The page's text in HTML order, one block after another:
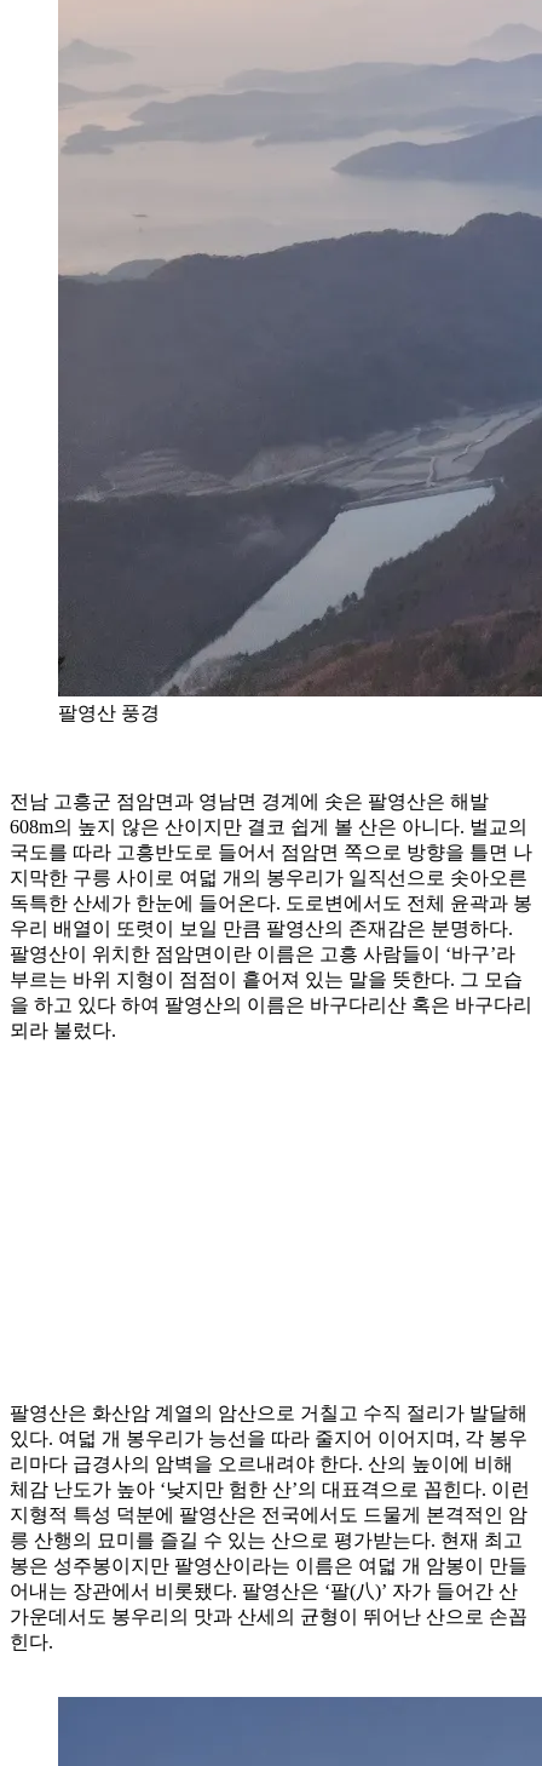
팔영산 풍경
전남 고흥군 점암면과 영남면 경계에 솟은 팔영산은 해발
608m의 높지 않은 산이지만 결코 쉽게 볼 산은 아니다. 벌교의
국도를 따라 고흥반도로 들어서 점암면 쪽으로 방향을 틀면 나
지막한 구릉 사이로 여덟 개의 봉우리가 일직선으로 솟아오른
독특한 산세가 한눈에 들어온다. 도로변에서도 전체 윤곽과 봉
우리 배열이 또렷이 보일 만큼 팔영산의 존재감은 분명하다.
팔영산이 위치한 점암면이란 이름은 고흥 사람들이 ‘바구’라
부르는 바위 지형이 점점이 흩어져 있는 말을 뜻한다. 그 모습
을 하고 있다 하여 팔영산의 이름은 바구다리산 혹은 바구다리
뫼라 불렀다.
팔영산은 화산암 계열의 암산으로 거칠고 수직 절리가 발달해
있다. 여덟 개 봉우리가 능선을 따라 줄지어 이어지며, 각 봉우
리마다 급경사의 암벽을 오르내려야 한다. 산의 높이에 비해
체감 난도가 높아 ‘낮지만 험한 산’의 대표격으로 꼽힌다. 이런
지형적 특성 덕분에 팔영산은 전국에서도 드물게 본격적인 암
릉 산행의 묘미를 즐길 수 있는 산으로 평가받는다. 현재 최고
봉은 성주봉이지만 팔영산이라는 이름은 여덟 개 암봉이 만들
어내는 장관에서 비롯됐다. 팔영산은 ‘팔(八)’ 자가 들어간 산
가운데서도 봉우리의 맛과 산세의 균형이 뛰어난 산으로 손꼽
힌다.